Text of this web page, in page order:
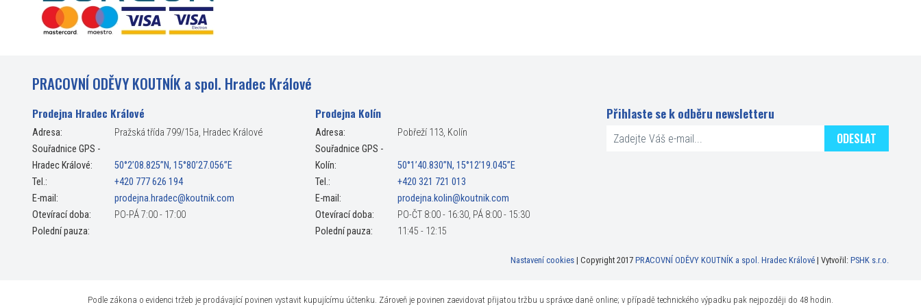
PRACOVNÍ ODĚVY KOUTNÍK a spol. Hradec Králové
Prodejna Hradec Králové
Adresa:
Pražská třída 799/15a, Hradec Králové
Souřadnice GPS -
Hradec Králové:
50°2’08.825”N, 15°80’27.056”E
Tel.:
+420 777 626 194
E-mail:
prodejna.hradec@koutnik.com
Otevírací doba:
PO-PÁ 7:00 - 17:00
Polední pauza:
Prodejna Kolín
Adresa:
Pobřeží 113, Kolín
Souřadnice GPS -
Kolín:
50°1’40.830”N, 15°12’19.045”E
Tel.:
+420 321 721 013
E-mail:
prodejna.kolin@koutnik.com
Otevírací doba:
PO-ČT 8:00 - 16:30, PÁ 8:00 - 15:30
Polední pauza:
11:45 - 12:15
Přihlaste se k odběru newsletteru
ODESLAT
Nastavení cookies | Copyright 2017 PRACOVNÍ ODĚVY KOUTNÍK a spol. Hradec Králové | Vytvořil: PSHK s.r.o.
Podle zákona o evidenci tržeb je prodávající povinen vystavit kupujícímu účtenku. Zároveň je povinen zaevidovat přijatou tržbu u správce daně online; v případě technického výpadku pak nejpozději do 48 hodin.